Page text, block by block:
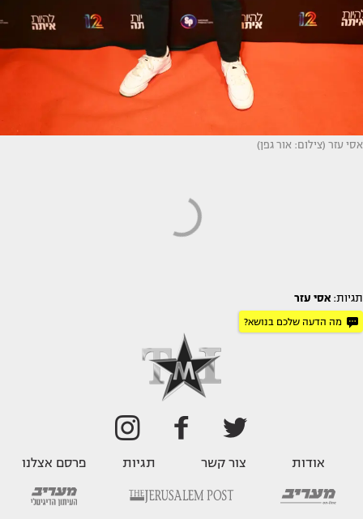
אסי עזר (צילום: אור גפן)
תגיות: אסי עזר
מה הדעה שלכם בנושא?
אודות צור קשר תגיות פרסם אצלנו